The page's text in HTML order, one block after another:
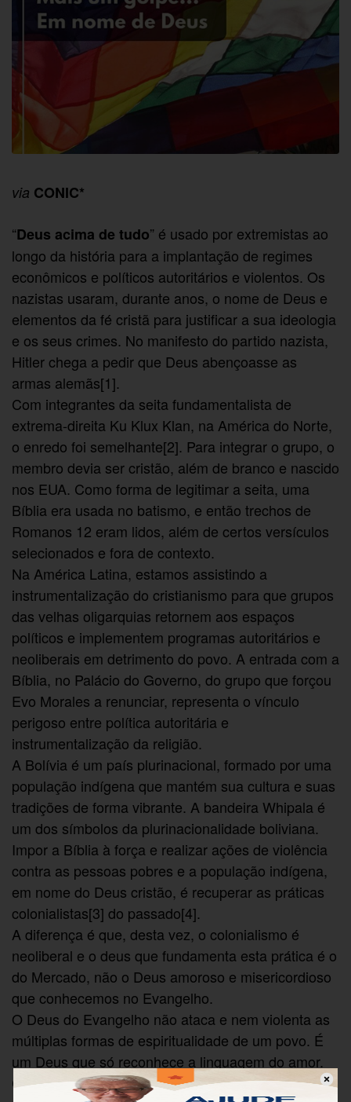
via CONIC*
“Deus acima de tudo” é usado por extremistas ao
longo da história para a implantação de regimes
econômicos e políticos autoritários e violentos. Os
nazistas usaram, durante anos, o nome de Deus e
elementos da fé cristã para justificar a sua ideologia
e os seus crimes. No manifesto do partido nazista,
Hitler chega a pedir que Deus abençoasse as
armas alemãs[1].
Com integrantes da seita fundamentalista de
extrema-direita Ku Klux Klan, na América do Norte,
o enredo foi semelhante[2]. Para integrar o grupo, o
membro devia ser cristão, além de branco e nascido
nos EUA. Como forma de legitimar a seita, uma
Bíblia era usada no batismo, e então trechos de
Romanos 12 eram lidos, além de certos versículos
selecionados e fora de contexto.
Na América Latina, estamos assistindo a
instrumentalização do cristianismo para que grupos
das velhas oligarquias retornem aos espaços
políticos e implementem programas autoritários e
neoliberais em detrimento do povo. A entrada com a
Bíblia, no Palácio do Governo, do grupo que forçou
Evo Morales a renunciar, representa o vínculo
perigoso entre política autoritária e
instrumentalização da religião.
A Bolívia é um país plurinacional, formado por uma
população indígena que mantém sua cultura e suas
tradições de forma vibrante. A bandeira Whipala é
um dos símbolos da plurinacionalidade boliviana.
Impor a Bíblia à força e realizar ações de violência
contra as pessoas pobres e a população indígena,
em nome do Deus cristão, é recuperar as práticas
colonialistas[3] do passado[4].
A diferença é que, desta vez, o colonialismo é
neoliberal e o deus que fundamenta esta prática é o
do Mercado, não o Deus amoroso e misericordioso
que conhecemos no Evangelho.
O Deus do Evangelho não ataca e nem violenta as
múltiplas formas de espiritualidade de um povo. É
um Deus que só reconhece a linguagem do amor.
Como pessoas que desejam manter uma coerência